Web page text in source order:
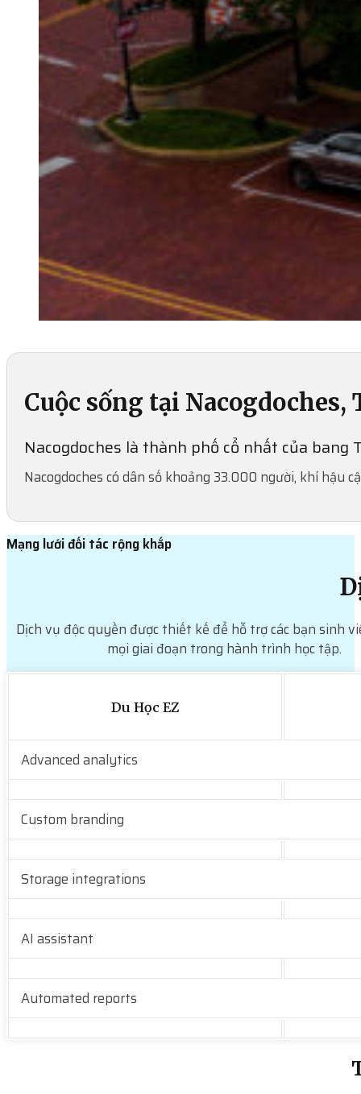
Cuộc sống tại Nacogdoches,
Nacogdoches là thành phố cổ nhất của
Nacogdoches có dân số khoảng 33.000 người, khí hậu
Mạng lưới đối tác rộng khắp
Dịch vụ độc quyền được thiết kế để hỗ trợ các bạn sinh
mọi giai đoạn trong hành trình học tập.
Du Học EZ
Advanced analytics
Custom branding
Storage integrations
AI assistant
Automated reports